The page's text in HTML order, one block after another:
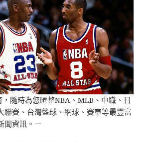
，隨時為您匯整NBA、MLB、中職、日
聯賽、台灣籃球、網球、賽車等最豐富
聞資訊。－